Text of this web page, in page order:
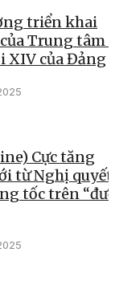
triển khai
Trung tâm
XIV của Đảng
Cực tăng
từ Nghị quyết
tốc trên